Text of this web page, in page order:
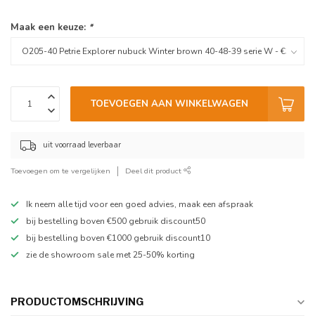
Maak een keuze: *
TOEVOEGEN AAN WINKELWAGEN
uit voorraad leverbaar
Toevoegen om te vergelijken Deel dit product
Ik neem alle tijd voor een goed advies, maak een afspraak
bij bestelling boven €500 gebruik discount50
bij bestelling boven €1000 gebruik discount10
zie de showroom sale met 25-50% korting
PRODUCTOMSCHRIJVING